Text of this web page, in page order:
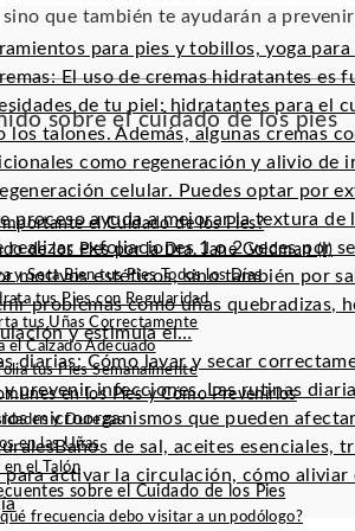
para pies y tobillos, yoga
El uso de cremas hidratantes es
de tu piel: hidratantes para el
los talones. Además, algunas cremas
como regeneración y alivio de
celular. Puedes optar por
proceso ayuda a mejorar la textura
realizar exfoliaciones 1 o 2 veces por
motivos estéticos, sino también por
problemas como uñas quebradizas,
y estimula el…
diarias: Cómo lavar y secar
prevenir infecciones. Las rutinas
microorganismos que pueden
Baños de sal, aceites esenciales,
para activar la circulación, cómo
que también te ayudarán a
sobre el cuidado de los pies
el Cuidado de los Pies?
de los Pies por la Dra. Jane Goldman (I)
y Seca Bien tus Pies Todos los Días
tus Pies con Regularidad
tus Uñas Correctamente
el Calzado Adecuado
tus Pies Semanalmente
en los Pies y Cómo Prevenirlos
y Durezas
en las Uñas
en el Talón
sobre el Cuidado de los Pies
frecuencia debo visitar a un podólogo?